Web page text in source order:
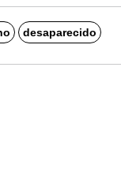
desaparecido